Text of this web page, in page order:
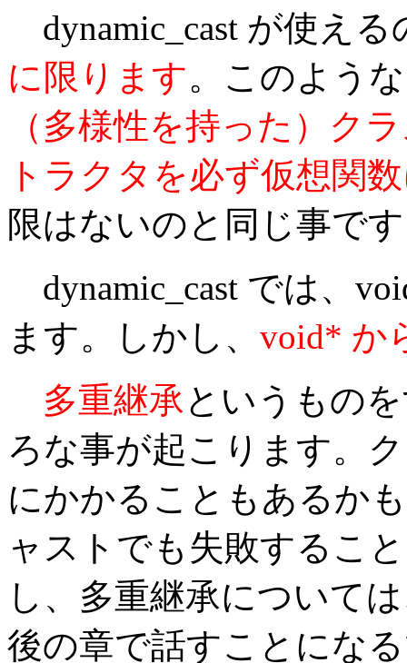
dynamic_cast が使える
に限ります。このよう
（多様性を持った）ク
トラクタを必ず仮想関
限はないのと同じ事で
dynamic_cast では、
ます。しかし、 void* か
多重継承というもの
ろな事が起こります。
にかかることもあるか
ャストでも失敗するこ
し、多重継承について
後の章で話すことにな